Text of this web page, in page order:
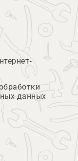
данных